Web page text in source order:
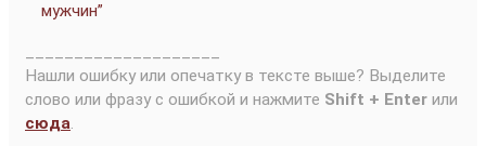
мужчин”
Нашли ошибку или опечатку в тексте выше? Выделите
слово или фразу с ошибкой и нажмите Shift + Enter или
сюда.